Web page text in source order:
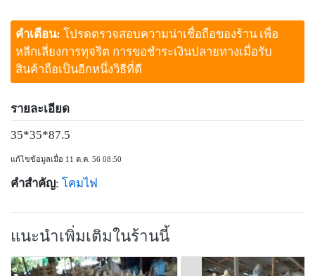
คำเตือน: โปรดตรวจสอบความน่าเชื่อถือของร้าน เพื่อ
หลีกเลี่ยงการทุจริต การขอชำระเงินปลายทางเมื่อรับ
สินค้าถือเป็นอีกหนึ่งวิธีที่ดี
รายละเอียด
35*35*87.5
แก้ไขข้อมูลเมื่อ 11 ต.ค. 56 08:50
คำสำคัญ: โคมไฟ
แนะนำเพิ่มเติมในร้านนี้